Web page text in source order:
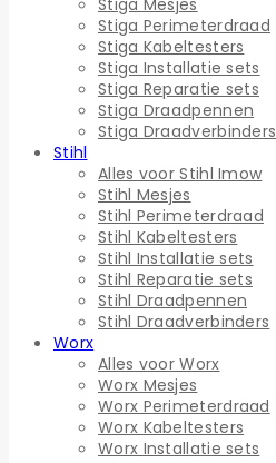
Stiga Mesjes
Stiga Perimeterdraad
Stiga Kabeltesters
Stiga Installatie sets
Stiga Reparatie sets
Stiga Draadpennen
Stiga Draadverbinders
Stihl
Alles voor Stihl Imow
Stihl Mesjes
Stihl Perimeterdraad
Stihl Kabeltesters
Stihl Installatie sets
Stihl Reparatie sets
Stihl Draadpennen
Stihl Draadverbinders
Worx
Alles voor Worx
Worx Mesjes
Worx Perimeterdraad
Worx Kabeltesters
Worx Installatie sets